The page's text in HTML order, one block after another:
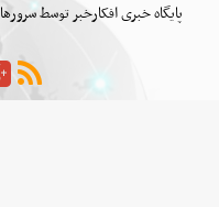
پایگاه خبری افکارخبر توسط